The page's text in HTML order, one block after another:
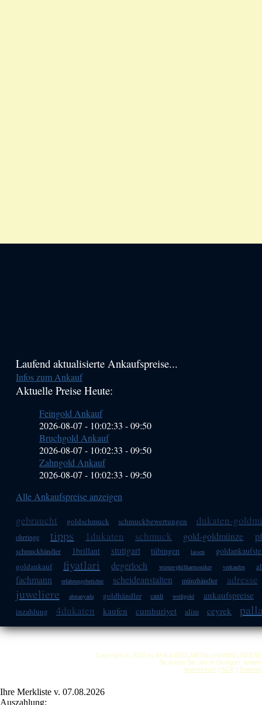
Haupt-
Sidebar
Laufend aktualisierte Ankaufspreise...
Infos zum Ankauf
Aktuelle Preise Heute:
Feingold Ankauf
2026-08-07 - 10:02:33 -09:50
Bruchgold Ankauf
2026-08-07 - 10:02:33 -09:50
Zahngold Ankauf
2026-08-07 - 10:02:33 -09:50
Alle Ankaufspreise anzeigen
gebraucht goldschmuck schmuckbewertungen dukaten-
ohrringe tipps 1dukaten schmuck gold-goldmünze
schmuckhändler 1brillant stuttgart tübingen lassen
goldankauf fiyatlari degerloch wiener-philharmoniker verkaufen
fachmann erfahrungsberichte scheideanstalten münzhändler adresse
juweliere almanyada goldhändler canli weißgold ankaufspreise
inzahlung 4dukaten kaufen cumhuriyet alim ceyrek
Copyright © 2012 by ANKA
So finden Sie uns in Stuttgart:
Impressum| AGB|
Ihre Merkliste v. 07.08.2026
Auszahlung: